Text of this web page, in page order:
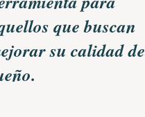
que buscan
su calidad de